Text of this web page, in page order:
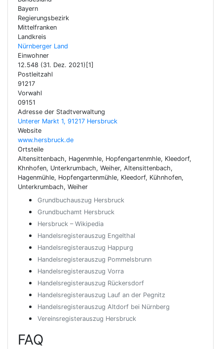
Bayern
Regierungsbezirk
Mittelfranken
Landkreis
Nürnberger Land
Einwohner
12.548 (31. Dez. 2021)[1]
Postleitzahl
91217
Vorwahl
09151
Adresse der Stadtverwaltung
Unterer Markt 1, 91217 Hersbruck
Website
www.hersbruck.de
Ortsteile
Altensittenbach, Hagenmhle, Hopfengartenmhle, Kleedorf,
Khnhofen, Unterkrumbach, Weiher, Altensittenbach,
Hagenmühle, Hopfengartenmühle, Kleedorf, Kühnhofen,
Unterkrumbach, Weiher
Grundbuchauszug Hersbruck
Grundbuchamt Hersbruck
Hersbruck – Wikipedia
Handelsregisterauszug Engelthal
Handelsregisterauszug Happurg
Handelsregisterauszug Pommelsbrunn
Handelsregisterauszug Vorra
Handelsregisterauszug Rückersdorf
Handelsregisterauszug Lauf an der Pegnitz
Handelsregisterauszug Altdorf bei Nürnberg
Vereinsregisterauszug Hersbruck
FAQ